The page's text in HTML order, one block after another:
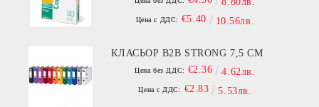
Цена с ДДС: €5.40 10.56лв.
КЛАСЬОР B2B STRONG 7,5 СМ
Цена без ДДС: €2.36 4.62лв.
Цена с ДДС: €2.83 5.53лв.